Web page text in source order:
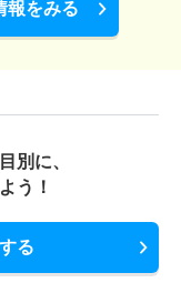
報をみる
別に、
う！
る